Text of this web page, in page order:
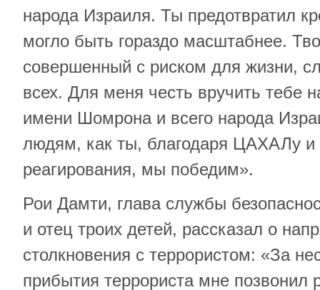
народа Израиля. Ты предотвратил
могло быть гораздо масштабнее.
совершенный с риском для жизни,
всех. Для меня честь вручить тебе
имени Шомрона и всего народа
людям, как ты, благодаря ЦАХАЛу и
реагирования, мы победим».
Рои Дамти, глава службы
и отец троих детей, рассказал о
столкновения с террористом: «За
прибытия террориста мне позвонил